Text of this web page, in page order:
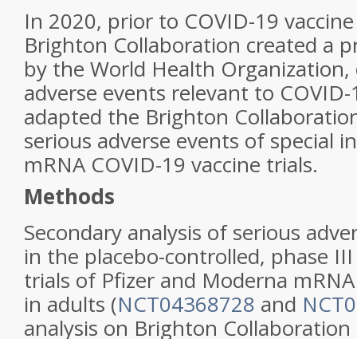
In 2020, prior to COVID-19
Brighton Collaboration created a
by the World Health
adverse events relevant to COVID-
adapted the Brighton
serious adverse events of special
mRNA COVID-19 vaccine trials.
Methods
Secondary analysis of serious
in the placebo-controlled, phase
trials of Pfizer and Moderna
in adults (NCT04368728 and
analysis on Brighton